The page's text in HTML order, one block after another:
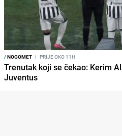
/NOGOMET I PRIJE OKO 11H
Trenutak koji se čekao: Kerim
Juventus